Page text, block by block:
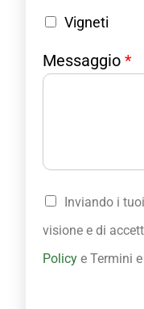
Vigneti
Messaggio *
P
r
i
v
a
Inviando i
visione e di
Policye Termini